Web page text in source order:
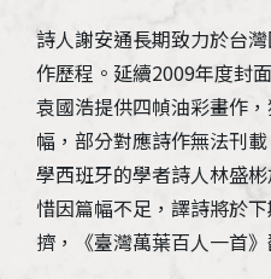
詩人謝安通長期致力於台
作歷程。延續2009年度封
袁國浩提供四幀油彩畫作
幅，部分對應詩作無法刊
學西班牙的學者詩人林盛
惜因篇幅不足，譯詩將於
擠，《臺灣萬葉百人一首